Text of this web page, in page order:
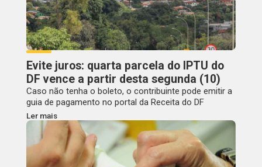
Evite juros: quarta parcela do IPTU do
DF vence a partir desta segunda (10)
Caso não tenha o boleto, o contribuinte pode emitir a
guia de pagamento no portal da Receita do DF
Ler mais